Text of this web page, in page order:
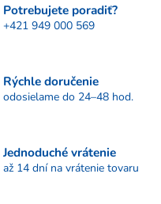
Potrebujete poradiť?
+421 949 000 569
Rýchle doručenie
odosielame do 24–48 hod.
Jednoduché vrátenie
až 14 dní na vrátenie tovaru